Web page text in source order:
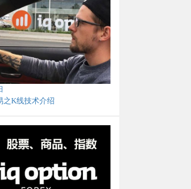
之K线技术介绍